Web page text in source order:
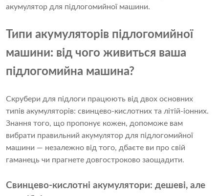
акумулятор для підлогомийної машини.
Типи акумуляторів підлогомийної
машини: від чого живиться ваша
підлогомийна машина?
Скрубери для підлоги працюють від двох основних
типів акумуляторів: свинцево-кислотних та літій-іонних.
Знання того, що пропонує кожен, допоможе вам
вибрати правильний акумулятор для підлогомийної
машини — незалежно від того, дбаєте ви про свій
гаманець чи прагнете довгостроково заощадити.
Свинцево-кислотні акумулятори: дешеві, але